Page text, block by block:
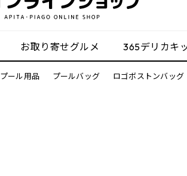
お取り寄せグルメ 365デリカキ
プール用品 プールバッグ ロゴボストンバッグ